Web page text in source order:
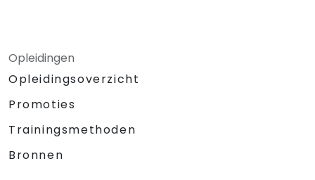
Opleidingen
Opleidingsoverzicht
Promoties
Trainingsmethoden
Bronnen